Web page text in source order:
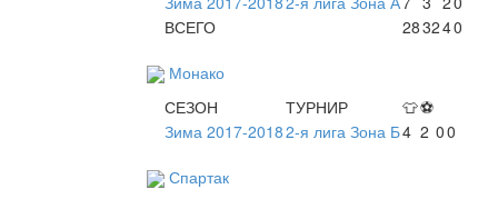
ВСЕГО
283240
Монако
СЕЗОН
ТУРНИР 👕⚽
Зима 2017-20182-я лига Зона Б4 2 00
Спартак